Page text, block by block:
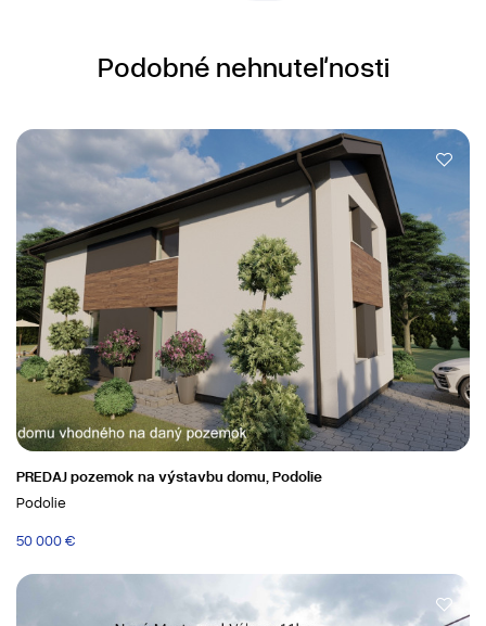
Podobné nehnuteľnosti
PREDAJ pozemok na výstavbu domu, Podolie
Podolie
50 000 €